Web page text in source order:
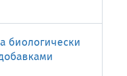
биологически